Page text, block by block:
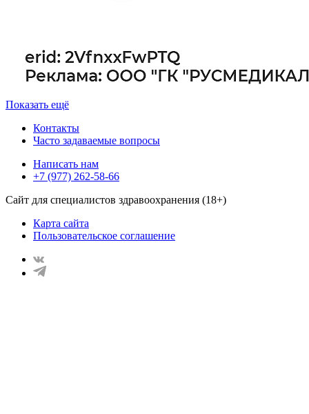
Показать ещё
Контакты
Часто задаваемые вопросы
Написать нам
+7 (977) 262-58-66
Сайт для специалистов здравоохранения (18+)
Карта сайта
Пользовательское соглашение